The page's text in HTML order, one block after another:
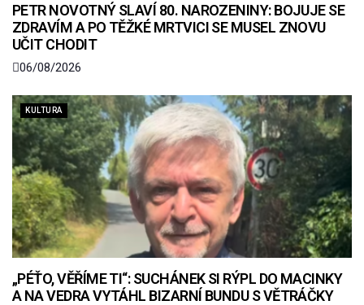
PETR NOVOTNÝ SLAVÍ 80. NAROZENINY: BOJUJE SE
ZDRAVÍM A PO TĚŽKÉ MRTVICI SE MUSEL ZNOVU
UČIT CHODIT
06/08/2026
KULTURA
„PÉŤO, VĚŘÍME TI“: SUCHÁNEK SI RÝPL DO MACINKY
A NA VEDRA VYTÁHL BIZARNÍ BUNDU S VĚTRÁČKY